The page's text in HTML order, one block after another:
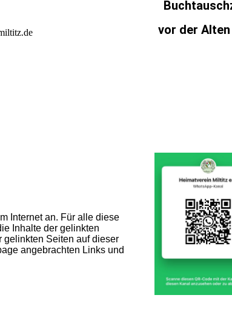
Internet an. Für alle diese
Inhalte der gelinkten
gelinkten Seiten auf dieser
angebrachten Links und
vor der